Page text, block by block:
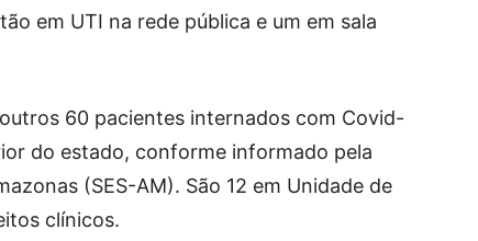
em UTI na rede pública e um em sala
60 pacientes internados com Covid-
do estado, conforme informado pela
(SES-AM). São 12 em Unidade de
clínicos.